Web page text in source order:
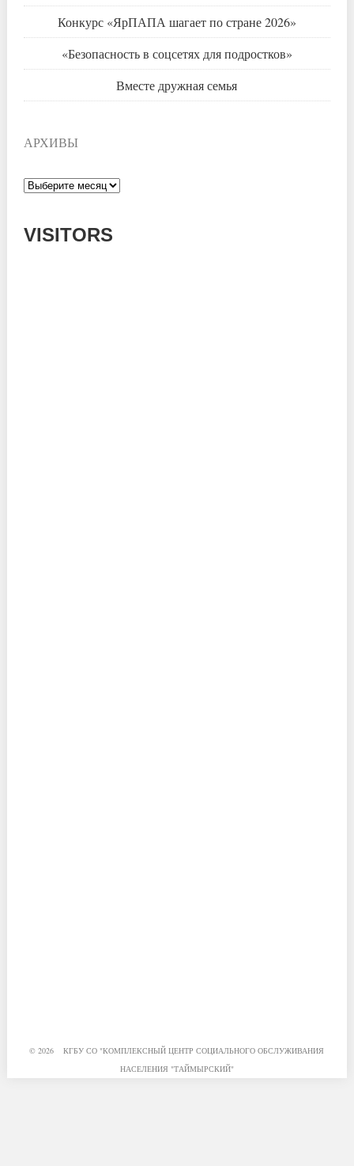
Конкурс «ЯрПАПА шагает по стране 2026»
«Безопасность в соцсетях для подростков»
Вместе дружная семья
АРХИВЫ
Архивы
VISITORS
© 2026 КГБУ СО "КОМПЛЕКСНЫЙ ЦЕНТР СОЦИАЛЬНОГО ОБСЛУЖИВАНИЯ
НАСЕЛЕНИЯ "ТАЙМЫРСКИЙ"